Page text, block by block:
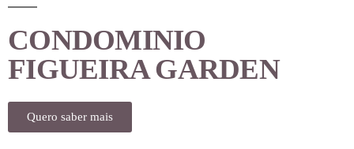
CONDOMINIO
FIGUEIRA GARDEN
Quero saber mais